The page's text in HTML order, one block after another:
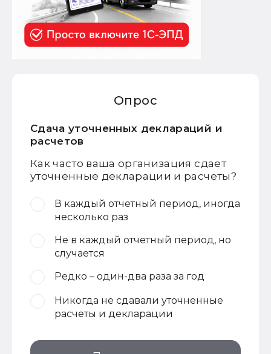
Опрос
Сдача уточненных деклараций и
расчетов
Как часто ваша организация сдает
уточненные декларации и расчеты?
В каждый отчетный период, иногда
несколько раз
Не в каждый отчетный период, но
случается
Редко – один-два раза за год
Никогда не сдавали уточненные
расчеты и декларации